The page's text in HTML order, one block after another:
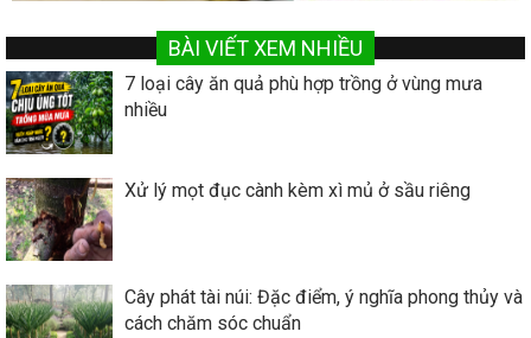
BÀI VIẾT XEM NHIỀU
7 loại cây ăn quả phù hợp trồng ở vùng mưa
nhiều
Xử lý mọt đục cành kèm xì mủ ở sầu riêng
Cây phát tài núi: Đặc điểm, ý nghĩa phong thủy và
cách chăm sóc chuẩn